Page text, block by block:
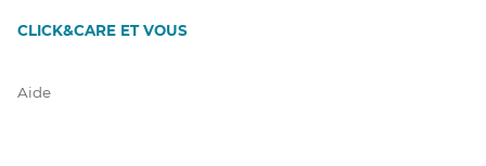
CLICK&CARE ET VOUS
Aide